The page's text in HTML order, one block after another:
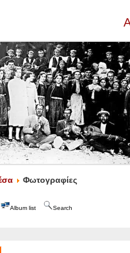
Φωτογραφίες
Album list Search